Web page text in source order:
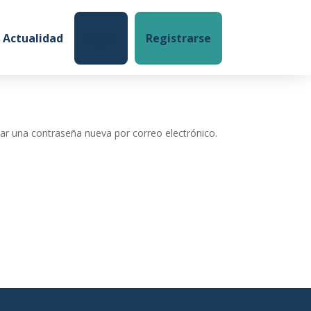
Actualidad Registrarse
una contraseña nueva por correo electrónico.